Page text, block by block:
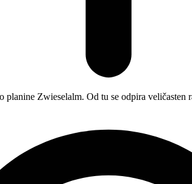
Zwieselalm. Od tu se odpira veličasten